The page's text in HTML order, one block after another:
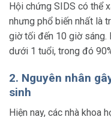
Hội chứng SIDS có thể
nhưng phổ biến nhất là
giờ tối đến 10 giờ sáng.
dưới 1 tuổi, trong đó
2. Nguyên nhân
sinh
Hiện nay, các nhà khoa